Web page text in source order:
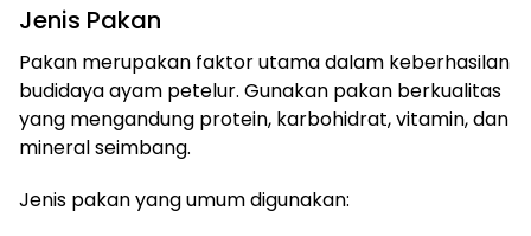
Jenis Pakan
Pakan merupakan faktor utama dalam keberhasilan
budidaya ayam petelur. Gunakan pakan berkualitas
yang mengandung protein, karbohidrat, vitamin, dan
mineral seimbang.
Jenis pakan yang umum digunakan: